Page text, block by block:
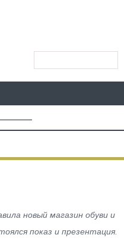
новый магазин обуви и
показ и презентация.